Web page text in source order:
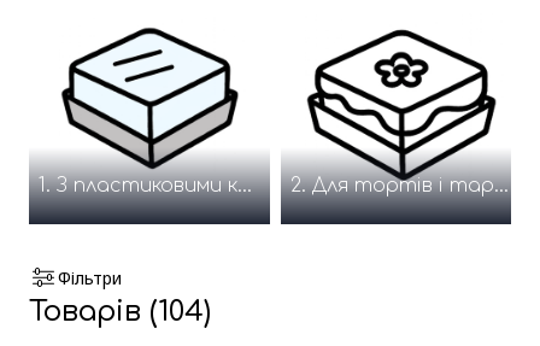
1. З пластиковими кришечками 2. Для тортів і тартів
Фільтри
Товарів (104)